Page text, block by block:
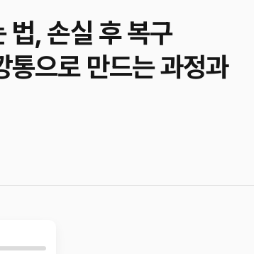
법, 손실 후 복구
통으로 만드는 과정과